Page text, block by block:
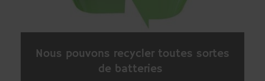
Nous pouvons recycler toutes sortes
de batteries